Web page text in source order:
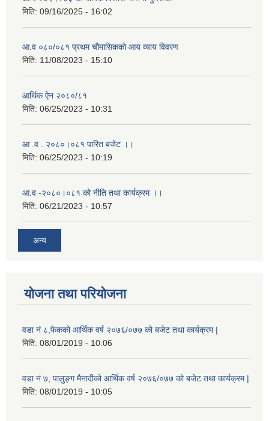
मिति: 09/16/2025 - 16:02
आ.व ०८०/०८१ प्रथम चौमासिकको आय व्याय विवरण
मिति: 11/08/2023 - 15:10
आर्थिक ऐन २०८०/८१
मिति: 06/25/2023 - 10:31
आ .व . २०८०।०८१ पारित बजेट ।।
मिति: 06/25/2023 - 10:19
आ.व -२०८०।०८१ को नीति तथा कार्यक्रम ।।
मिति: 06/21/2023 - 10:57
अन्य
योजना तथा परियोजना
वडा नं ८,फेकको आर्थिक वर्ष २०७६/०७७ को बजेट तथा कार्यक्रम |
मिति: 08/01/2019 - 10:06
वडा नं ७, पालुङ्ग मैनादीको आर्थिक वर्ष २०७६/०७७ को बजेट तथा कार्यक्रम |
मिति: 08/01/2019 - 10:05